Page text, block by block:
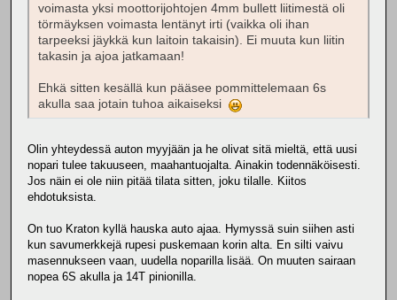
voimasta yksi moottorijohtojen 4mm bullett liitimestä oli
törmäyksen voimasta lentänyt irti (vaikka oli ihan
tarpeeksi jäykkä kun laitoin takaisin). Ei muuta kun liitin
takasin ja ajoa jatkamaan!
Ehkä sitten kesällä kun pääsee pommittelemaan 6s
akulla saa jotain tuhoa aikaiseksi
Olin yhteydessä auton myyjään ja he olivat sitä mieltä, että uusi
nopari tulee takuuseen, maahantuojalta. Ainakin todennäköisesti.
Jos näin ei ole niin pitää tilata sitten, joku tilalle. Kiitos
ehdotuksista.
On tuo Kraton kyllä hauska auto ajaa. Hymyssä suin siihen asti
kun savumerkkejä rupesi puskemaan korin alta. En silti vaivu
masennukseen vaan, uudella noparilla lisää. On muuten sairaan
nopea 6S akulla ja 14T pinionilla.